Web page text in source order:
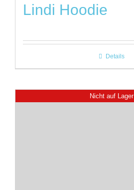
Lindi Hoodie
Details
Nicht auf Lager